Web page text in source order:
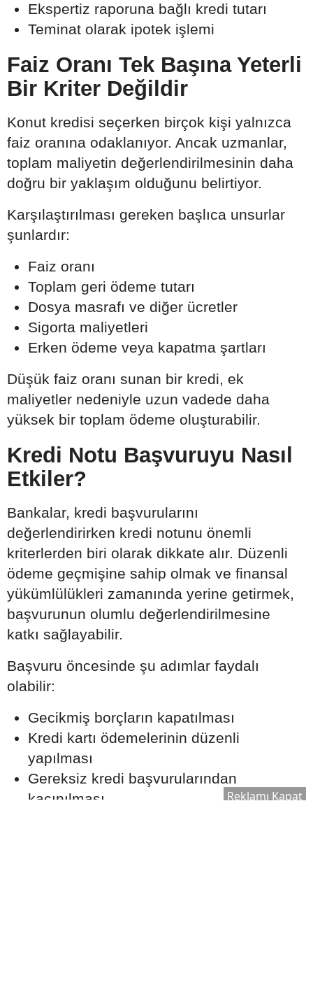
Ekspertiz raporuna bağlı kredi tutarı
Teminat olarak ipotek işlemi
Faiz Oranı Tek Başına Yeterli
Bir Kriter Değildir
Konut kredisi seçerken birçok kişi yalnızca
faiz oranına odaklanıyor. Ancak uzmanlar,
toplam maliyetin değerlendirilmesinin daha
doğru bir yaklaşım olduğunu belirtiyor.
Karşılaştırılması gereken başlıca unsurlar
şunlardır:
Faiz oranı
Toplam geri ödeme tutarı
Dosya masrafı ve diğer ücretler
Sigorta maliyetleri
Erken ödeme veya kapatma şartları
Düşük faiz oranı sunan bir kredi, ek
maliyetler nedeniyle uzun vadede daha
yüksek bir toplam ödeme oluşturabilir.
Kredi Notu Başvuruyu Nasıl
Etkiler?
Bankalar, kredi başvurularını
değerlendirirken kredi notunu önemli
kriterlerden biri olarak dikkate alır. Düzenli
ödeme geçmişine sahip olmak ve finansal
yükümlülükleri zamanında yerine getirmek,
başvurunun olumlu değerlendirilmesine
katkı sağlayabilir.
Başvuru öncesinde şu adımlar faydalı
olabilir:
Gecikmiş borçların kapatılması
Kredi kartı ödemelerinin düzenli
yapılması
Gereksiz kredi başvurularından
kaçınılması
Reklamı Kapat